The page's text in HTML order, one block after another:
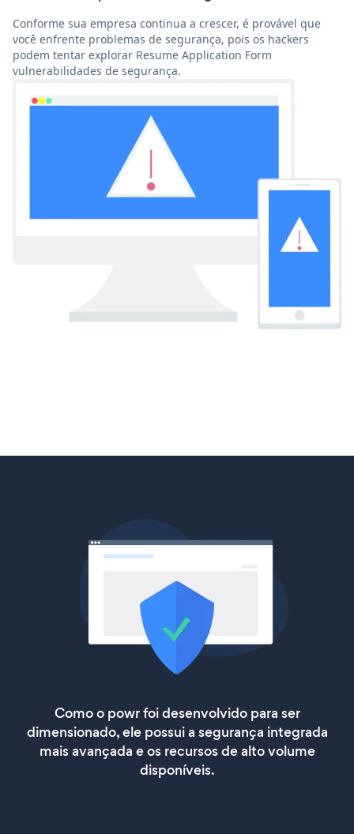
Conforme sua empresa continua a crescer, é provável que
você enfrente problemas de segurança, pois os hackers
podem tentar explorar Resume Application Form
vulnerabilidades de segurança.
Como o powr foi desenvolvido para ser
dimensionado, ele possui a segurança integrada
mais avançada e os recursos de alto volume
disponíveis.